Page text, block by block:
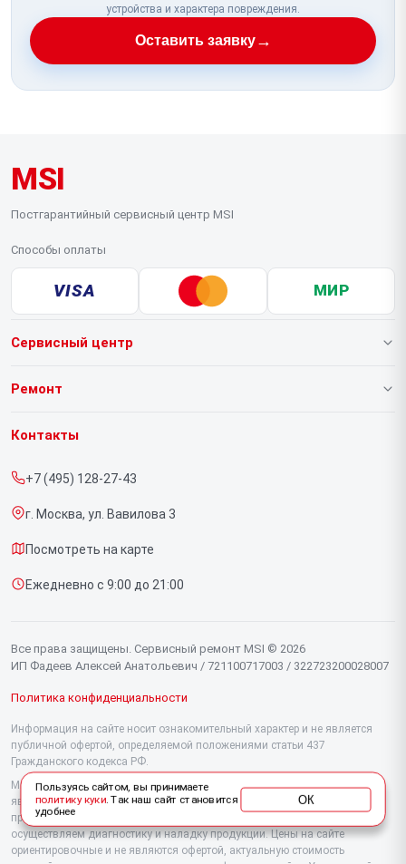
устройства и характера повреждения.
Оставить заявку→
MSI
Постгарантийный сервисный центр MSI
Способы оплаты
VISA МИР
Сервисный центр
О нашем сервисе
Срочный ремонт
Доставка и способы оплаты
Диагностика
Контакты
Ремонт
Ноутбуков
Контакты
+7 (495) 128-27-43
г. Москва, ул. Вавилова 3
Посмотреть на карте
Ежедневно с 9:00 до 21:00
Все права защищены. Сервисный ремонт MSI © 2026
ИП Фадеев Алексей Анатольевич / 721100717003 / 322723200028007
Политика конфиденциальности
Информация на сайте носит ознакомительный характер и не является
публичной офертой, определяемой положениями статьи 437
Гражданского кодекса РФ.
Мы специализируемся на обслуживании и ремонте техники MSI, но не
являемся их официальным представителем. Предоставляем
профессиональные услуги после истечения гарантии, а также
осуществляем диагностику и наладку продукции. Цены на сайте
ориентировочные и не являются офертой, актуальную стоимость
Пользуясь сайтом, вы принимаете
политику куки. Так наш сайт становится
удобнее
ОК